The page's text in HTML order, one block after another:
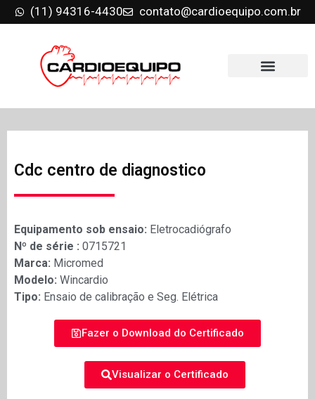
(11) 94316-4430 contato@cardioequipo.com.br
Cdc centro de diagnostico
Equipamento sob ensaio: Eletrocadiógrafo
Nº de série : 0715721
Marca: Micromed
Modelo: Wincardio
Tipo: Ensaio de calibração e Seg. Elétrica
Fazer o Download do Certificado
Visualizar o Certificado